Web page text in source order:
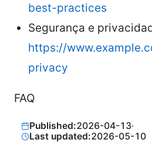
best-practices
Segurança e
https://
privacy
FAQ
Published:2026-04-13·
Last updated:2026-05-10